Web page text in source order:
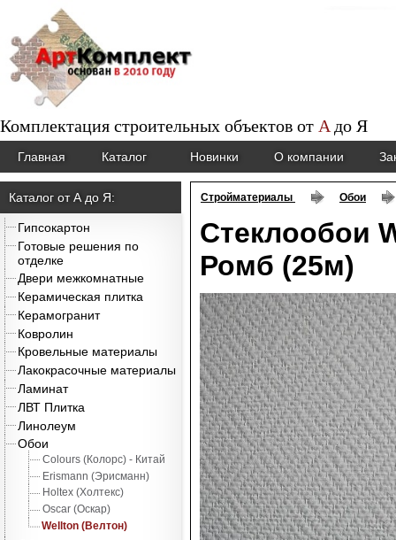
Комплектация строительных объектов от Aдо Я
Главная Каталог Новинки О компании
Каталог от А до Я:
Гипсокартон
Готовые решения по
отделке
Двери межкомнатные
Керамическая плитка
Керамогранит
Ковролин
Кровельные материалы
Лакокрасочные материалы
Ламинат
ЛВТ Плитка
Линолеум
Обои
Colours (Колорс) - Китай
Erismann (Эрисманн)
Holtex (Холтекс)
Oscar (Оскар)
Wellton (Велтон)
Стройматериалы Обои
Стеклообои
Ромб (25м)